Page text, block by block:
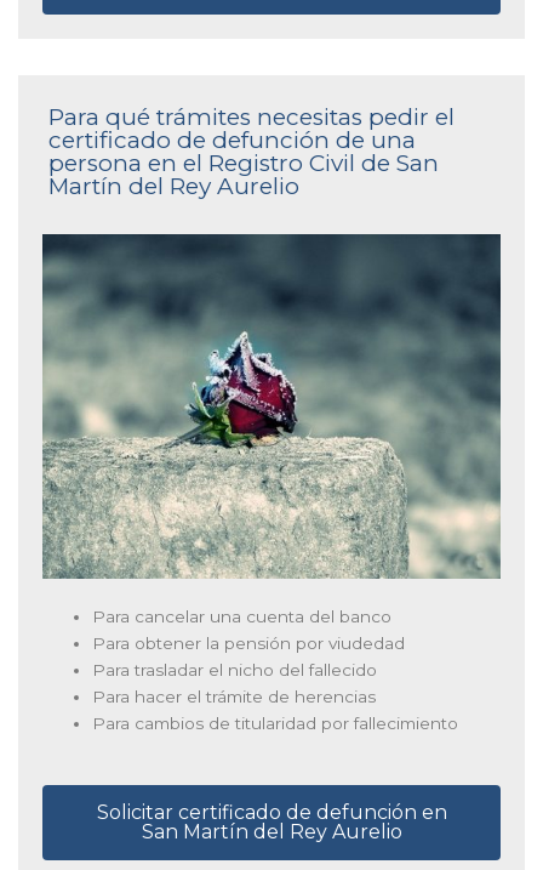
Para qué trámites necesitas pedir el
certificado de defunción de una
persona en el Registro Civil de San
Martín del Rey Aurelio
Para cancelar una cuenta del banco
Para obtener la pensión por viudedad
Para trasladar el nicho del fallecido
Para hacer el trámite de herencias
Para cambios de titularidad por fallecimiento
Solicitar certificado de defunción en
San Martín del Rey Aurelio